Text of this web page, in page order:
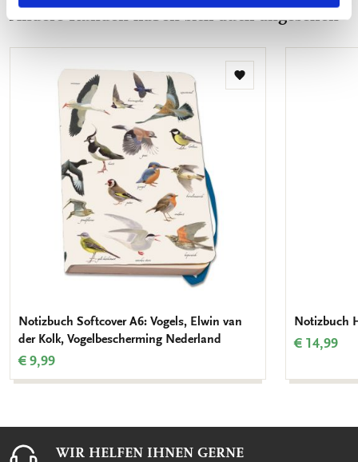
Andere Kunden haben sich auch angesehen
Zur
Notizbuch Softcover A6: Vogels, Elwin van
der Kolk, Vogelbescherming Nederland
€ 9,99
Notizbuch
€ 14,99
WIR HELFEN IHNEN GERNE